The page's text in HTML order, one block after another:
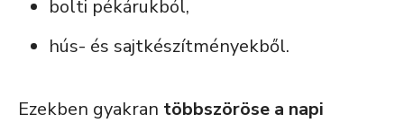
bolti pékárukból,
hús- és sajtkészítményekből.
Ezekben gyakran többszöröse a napi